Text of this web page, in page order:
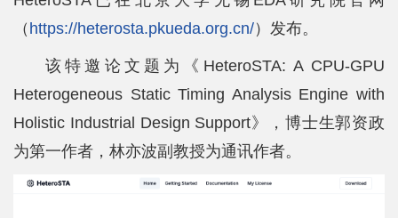
（ https://heterosta.pkueda.org.cn/）发布。
该特邀论文题为《HeteroSTA: A CPU-GPU
Heterogeneous Static Timing Analysis Engine with
Holistic Industrial Design Support》，博士生郭资政
为第一作者，林亦波副教授为通讯作者。